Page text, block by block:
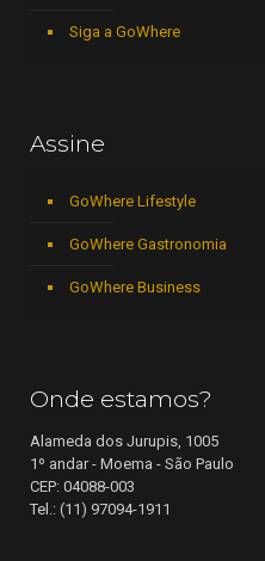
Siga a GoWhere
Assine
GoWhere Lifestyle
GoWhere Gastronomia
GoWhere Business
Onde estamos?
Alameda dos Jurupis, 1005
1º andar - Moema - São Paulo
CEP: 04088-003
Tel.: (11) 97094-1911